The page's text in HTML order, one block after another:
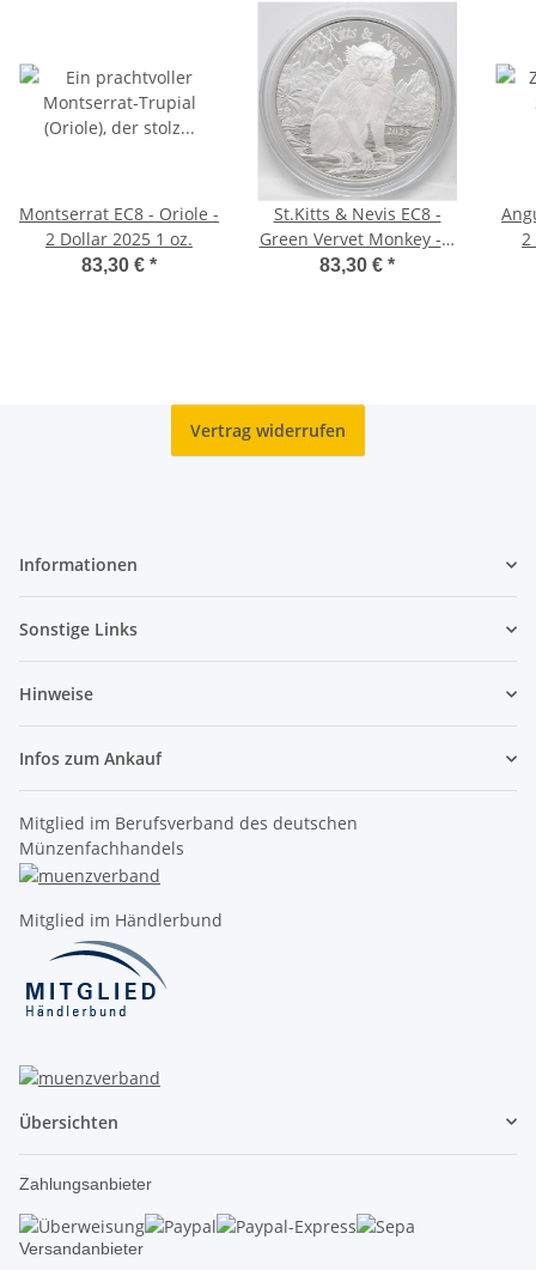
Montserrat EC8 - Oriole -
2 Dollar 2025 1 oz.
83,30 € *
St.Kitts & Nevis EC8 -
Green Vervet Monkey - 2
Dollar 2025 - 1 oz.
83,30 € *
2
Vertrag widerrufen
Informationen
Sonstige Links
Hinweise
Infos zum Ankauf
Mitglied im Berufsverband des deutschen
Münzenfachhandels
Mitglied im Händlerbund
Übersichten
Zahlungsanbieter
Versandanbieter